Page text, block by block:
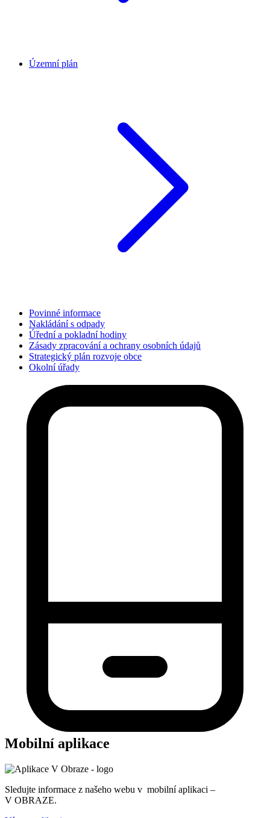
Územní plán
Povinné informace
Nakládání s odpady
Úřední a pokladní hodiny
Zásady zpracování a ochrany osobních údajů
Strategický plán rozvoje obce
Okolní úřady
Mobilní aplikace
Sledujte informace z našeho webu v mobilní aplikaci –
V OBRAZE.